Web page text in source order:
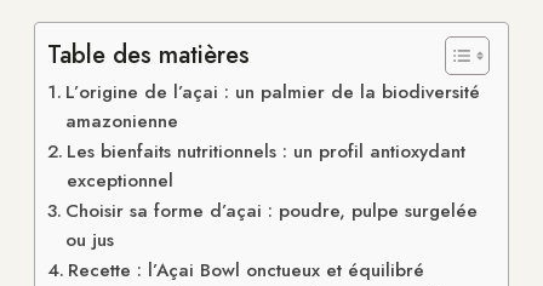
Table des matières
L’origine de l’açai : un palmier de la biodiversité
amazonienne
Les bienfaits nutritionnels : un profil antioxydant
exceptionnel
Choisir sa forme d’açai : poudre, pulpe surgelée
ou jus
Recette : l’Açai Bowl onctueux et équilibré